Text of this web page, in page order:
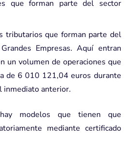
que forman parte del sector
tributarios que forman parte del
Empresas. Aquí entran
un volumen de operaciones que
de 6 010 121,04 euros durante
inmediato anterior.
modelos que tienen que
mediante certificado